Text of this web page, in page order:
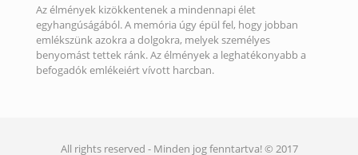
Az élmények kizökkentenek a mindennapi élet
egyhangúságából. A memória úgy épül fel, hogy jobban
emlékszünk azokra a dolgokra, melyek személyes
benyomást tettek ránk. Az élmények a leghatékonyabb a
befogadók emlékeiért vívott harcban.
All rights reserved - Minden jog fenntartva! © 2017